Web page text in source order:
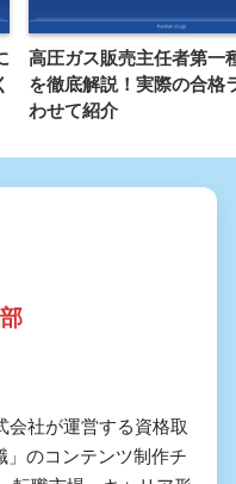
高圧ガス販売主任者第一
を徹底解説！実際の合格
わせて紹介
会社が運営する資格取
」のコンテンツ制作チ